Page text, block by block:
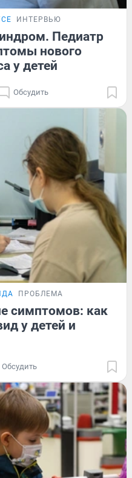
ИНТЕРВЬЮ
Педиатр
нового
у детей
Обсудить
ПРОБЛЕМА
симптомов: как
у детей и
Обсудить